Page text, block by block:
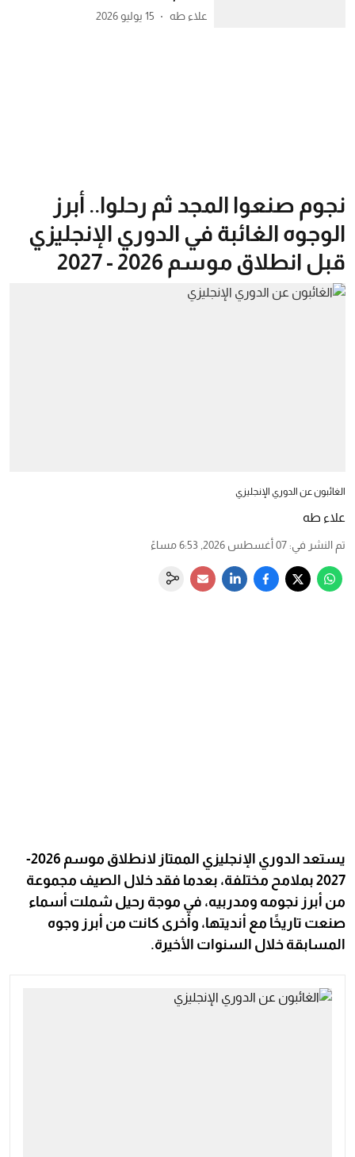
علاء طه 15 يوليو 2026
نجوم صنعوا المجد ثم رحلوا.. أبرز
الوجوه الغائبة في الدوري الإنجليزي
قبل انطلاق موسم 2026 - 2027
الغائبون عن الدوري الإنجليزي
علاء طه
تم النشر في: 07 أغسطس 2026, 6:53 مساءً
يستعد الدوري الإنجليزي الممتاز لانطلاق موسم 2026-
2027 بملامح مختلفة، بعدما فقد خلال الصيف مجموعة
من أبرز نجومه ومدربيه، في موجة رحيل شملت أسماء
صنعت تاريخًا مع أنديتها، وأخرى كانت من أبرز وجوه
المسابقة خلال السنوات الأخيرة.